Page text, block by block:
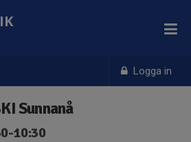
Logga in
Sunnanå
10:30